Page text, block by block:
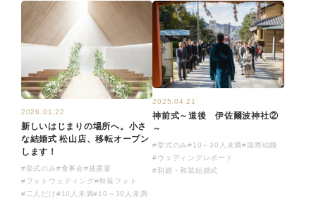
2026.01.22
新しいはじまりの場所へ。小さ
な結婚式 松山店、移転オープン
します！
#挙式のみ#食事会#披露宴
#フォトウェディング#和装フォト
#二人だけ#10人未満#10～30人未満
2025.04.21
神前式～道後 伊佐爾波神社②
～
#挙式のみ#10～30人未満#国際結婚
#ウェディングレポート
#和婚・和装結婚式